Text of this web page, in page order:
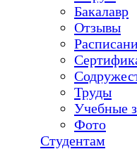
Бакалавр
Отзывы
Труды
Учебные
Фото
Студентам